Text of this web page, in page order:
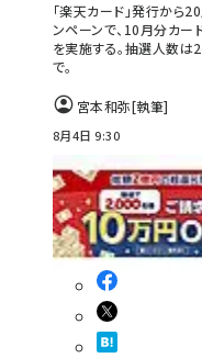
「楽天カード」発行から
ンペーンで、10月分カ
を実施する。抽選人数
で。
宮本和弥[執筆]
8月4日 9:30